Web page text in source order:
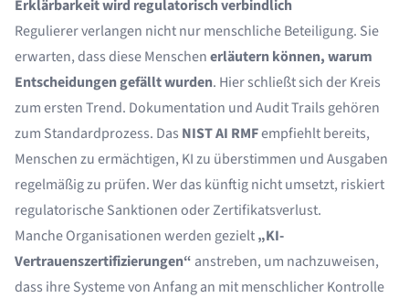
Erklärbarkeit wird regulatorisch verbindlich
Regulierer verlangen nicht nur menschliche Beteiligung. Sie
erwarten, dass diese Menschenerläutern können, warum
Entscheidungen gefällt wurden. Hier schließt sich der Kreis
zum ersten Trend. Dokumentation und Audit Trails gehören
zum Standardprozess. Das NIST AI RMFempfiehlt bereits,
Menschen zu ermächtigen, KI zu überstimmen und Ausgaben
regelmäßig zu prüfen. Wer das künftig nicht umsetzt, riskiert
regulatorische Sanktionen oder Zertifikatsverlust.
Manche Organisationen werden gezielt„KI-
Vertrauenszertifizierungen“ anstreben, um nachzuweisen,
dass ihre Systeme von Anfang an mit menschlicher Kontrolle